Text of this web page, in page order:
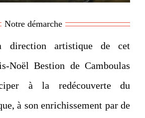
Notre démarche
direction artistique de cet
Noël Bestion de Camboulas
à la redécouverte du
à son enrichissement par de